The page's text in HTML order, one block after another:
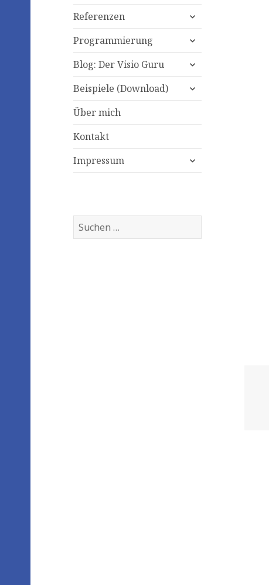
menu
Referenzen
expand
menu
Programmierung
expand
menu
Blog: Der Visio Guru
expand
menu
Beispiele (Download)
expand
Über mich
Kontakt
Impressum
expand
Suchen
nach: